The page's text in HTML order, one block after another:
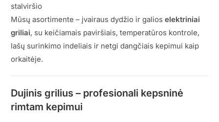
stalviršio
Mūsų asortimente – įvairaus dydžio ir galioselektriniai
griliai, su keičiamais paviršiais, temperatūros kontrole,
lašų surinkimo indeliais ir netgi dangčiais kepimui kaip
orkaitėje.
Dujinis grilius – profesionali kepsninė
rimtam kepimui